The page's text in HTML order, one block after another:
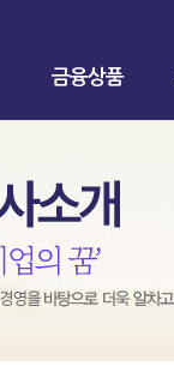
금융상품